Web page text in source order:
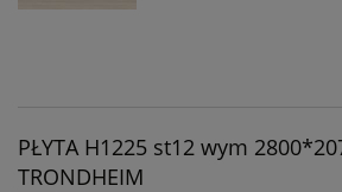
PŁYTA H1225 st12 wym
TRONDHEIM